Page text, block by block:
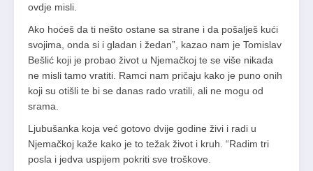
ovdje misli.
Ako hoćeš da ti nešto ostane sa strane i da pošalješ kući
svojima, onda si i gladan i žedan”, kazao nam je Tomislav
Bešlić koji je probao život u Njemačkoj te se više nikada
ne misli tamo vratiti. Ramci nam pričaju kako je puno onih
koji su otišli te bi se danas rado vratili, ali ne mogu od
srama.
Ljubušanka koja već gotovo dvije godine živi i radi u
Njemačkoj kaže kako je to težak život i kruh. “Radim tri
posla i jedva uspijem pokriti sve troškove.